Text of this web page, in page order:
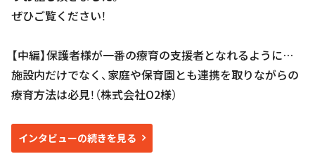
ぜひご覧ください！
【中編】保護者様が一番の療育の支援者となれるように…
施設内だけでなく、家庭や保育園とも連携を取りながらの
療育方法は必見！（株式会社O2様）
インタビューの続きを見る